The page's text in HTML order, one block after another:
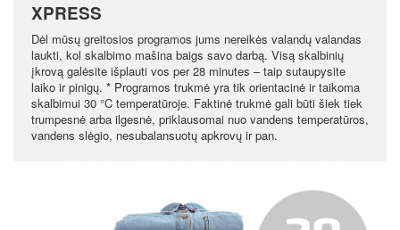
XPRESS
Dėl mūsų greitosios programos jums nereikės valandų valandas
laukti, kol skalbimo mašina baigs savo darbą. Visą skalbinių
įkrovą galėsite išplauti vos per 28 minutes – taip sutaupysite
laiko ir pinigų. * Programos trukmė yra tik orientacinė ir taikoma
skalbimui 30 °C temperatūroje. Faktinė trukmė gali būti šiek tiek
trumpesnė arba ilgesnė, priklausomai nuo vandens temperatūros,
vandens slėgio, nesubalansuotų apkrovų ir pan.